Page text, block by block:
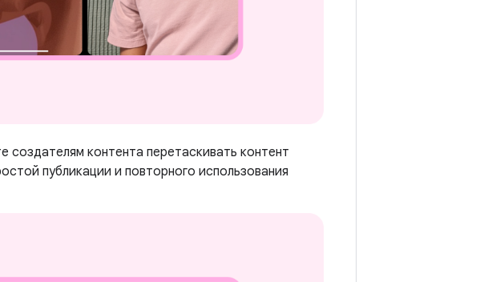
создателям контента перетаскивать контент
публикации и повторного использования